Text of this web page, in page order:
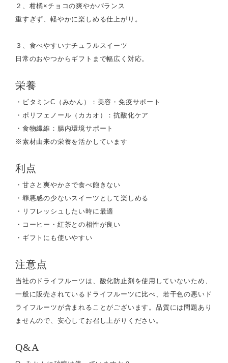
２、柑橘×チョコの爽やかバランス
重すぎず、軽やかに楽しめる仕上がり。
３、食べやすいナチュラルスイーツ
日常のおやつからギフトまで幅広く対応。
栄養
・ビタミンC（みかん）：美容・免疫サポート
・ポリフェノール（カカオ）：抗酸化ケア
・食物繊維：腸内環境サポート
※素材由来の栄養を活かしています
利点
・甘さと爽やかさで食べ飽きない
・罪悪感の少ないスイーツとして楽しめる
・リフレッシュしたい時に最適
・コーヒー・紅茶との相性が良い
・ギフトにも使いやすい
注意点
当社のドライフルーツは、酸化防止剤を使用していないため、
一般に販売されているドライフルーツに比べ、若干色の悪いド
ライフルーツが含まれることがございます。品質には問題あり
ませんので、安心してお召し上がりください。
Q&A